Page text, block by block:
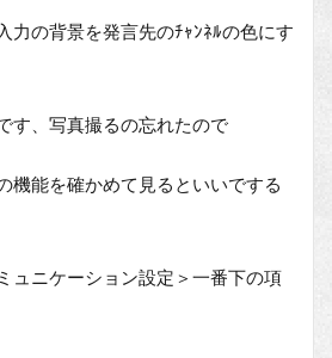
力の背景を発言先のﾁｬﾝﾈﾙの色にす
す、写真撮るの忘れたので
機能を確かめて見るといいでする
ュニケーション設定＞一番下の項